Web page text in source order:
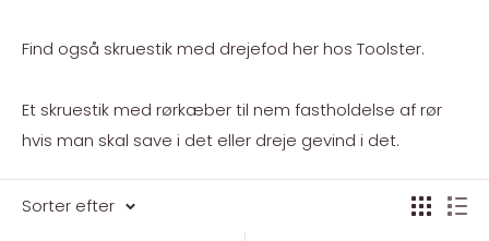
Find også skruestik med drejefod her hos Toolster.
Et skruestik med rørkæber til nem fastholdelse af rør
hvis man skal save i det eller dreje gevind i det.
Sorter efter